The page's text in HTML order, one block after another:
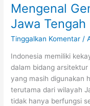
Mengenal
Jawa Tengah
Tinggalkan Komentar /
Indonesia memiliki
dalam bidang
yang masih digunakan
terutama dari wilayah
tidak hanya berfungsi